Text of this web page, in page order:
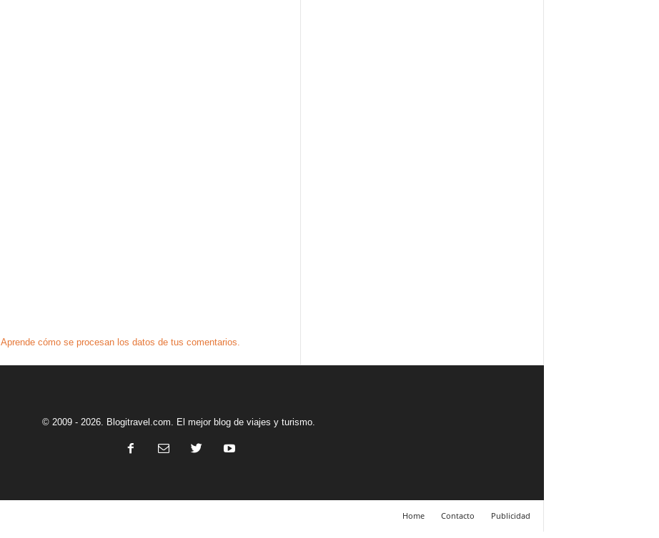
Aprende cómo se procesan los datos de tus comentarios.
© 2009 - 2026. Blogitravel.com. El mejor blog de viajes y turismo.
Home Contacto Publicidad